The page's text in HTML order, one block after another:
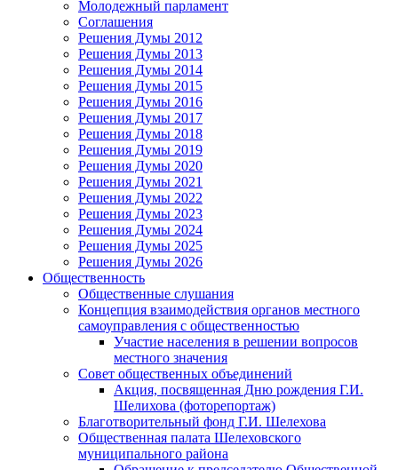
Молодежный парламент
Соглашения
Решения Думы 2012
Решения Думы 2013
Решения Думы 2014
Решения Думы 2015
Решения Думы 2016
Решения Думы 2017
Решения Думы 2018
Решения Думы 2019
Решения Думы 2020
Решения Думы 2021
Решения Думы 2022
Решения Думы 2023
Решения Думы 2024
Решения Думы 2025
Решения Думы 2026
Общественность
Общественные слушания
Концепция взаимодействия органов местного
самоуправления с общественностью
Участие населения в решении вопросов
местного значения
Совет общественных объединений
Акция, посвященная Дню рождения Г.И.
Шелихова (фоторепортаж)
Благотворительный фонд Г.И. Шелехова
Общественная палата Шелеховского
муниципального района